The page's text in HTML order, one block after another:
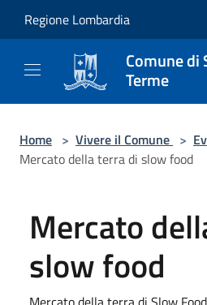
Regione Lombardia
Comune di
Terme
Home > Vivere il Comune >
Mercato della terra di slow food
Mercato
slow food